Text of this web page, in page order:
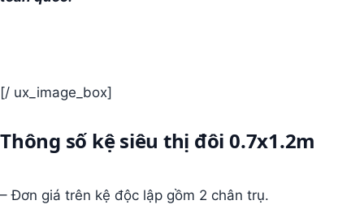
[/ ux_image_box]
Thông số kệ siêu thị đôi 0.7x1.2m
– Đơn giá trên kệ độc lập gồm 2 chân trụ.